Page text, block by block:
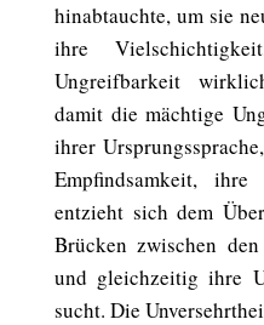
hinabtauchte, um sie
ihre
Ungreifbarkeit
damit die mächtige
ihrer
Empfindsamkeit,
entzieht sich dem
Brücken zwischen
und gleichzeitig ihre
sucht. Die